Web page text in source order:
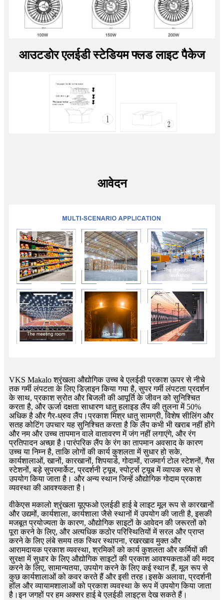
आउटडोर एलईडी स्टेडियम फ्लड लाइट पैकेज
आवेदन
VKS Makalo श्रृंखला औद्योगिक उच्च बे एलईडी प्रकाश ऊपर से नीचे
तक गर्मी लंपटता के लिए डिज़ाइन किया गया है, सुपर गर्मी लंपटता प्रदर्शन
के साथ, प्रकाश स्रोत और बिजली की आपूर्ति के जीवन को सुनिश्चित
करता है, और ऊर्जा दक्षता साधारण धातु हलाइड लैंप की तुलना में 50%
अधिक है और गैर-ध्रुव लैंप।प्रकाश मिश्र धातु सामग्री, विशेष सीलिंग और
सतह कोटिंग उपचार यह सुनिश्चित करता है कि लैंप कभी भी खराब नहीं होंगे
और नम और उच्च तापमान वाले वातावरण में जंग नहीं लगाएंगे, और रंग
प्रतिपादन अच्छा है।पारंपरिक लैंप के रंग का तापमान अवसाद के कारण
उच्च या निम्न है, ताकि लोगों की कार्य कुशलता में सुधार हो सके,
कार्यशालाओं, खानों, कारखानों, शिपयार्ड, गोदामों, राजमार्ग टोल स्टेशनों, गैस
स्टेशनों, बड़े सुपरमार्केट, प्रदर्शनी ट्यूब, स्पोर्ट्स ट्यूब में व्यापक रूप से
उपयोग किया जाता है। और अन्य स्थान जिन्हें औद्योगिक गोदाम प्रकाश
व्यवस्था की आवश्यकता है।
वीकेएस मकालो श्रृंखला यूएफओ एलईडी हाई बे लाइट मूल रूप से कारखानों
और उद्यमों, कार्यशाला, कार्यशाला जैसे स्थानों में उपयोग की जाती है, इसकी
मजबूत प्रयोज्यता के कारण, औद्योगिक साइटों के आवेदन की जरूरतों को
पूरा करने के लिए, और अत्यधिक कठोर परिस्थितियों में सरल और प्राप्त
करने के लिए लंबे समय तक स्थिर स्थापना, रखरखाव मुक्त और
आरामदायक प्रकाश व्यवस्था, श्रमिकों को कार्य कुशलता और कर्मियों की
सुरक्षा में सुधार के लिए औद्योगिक साइटों की प्रकाश आवश्यकताओं की मदद
करने के लिए, सामान्यतया, उपयोग करने के लिए कई स्थान हैं, मूल रूप से
कुछ कार्यशालाओं को कवर करते हैं और इसी तरह।इसके अलावा, प्रदर्शनी
हॉल और व्यायामशालाओं को प्रकाश व्यवस्था के रूप में उपयोग किया जाता
है।इन जगहों पर हम अक्सर हाई बे एलईडी लाइट्स देख सकते हैं।